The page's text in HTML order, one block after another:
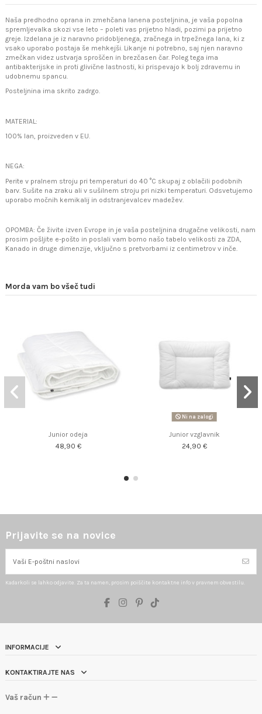
Naša predhodno oprana in zmehčana lanena posteljnina, je vaša popolna
spremljevalka skozi vse leto – poleti vas prijetno hladi, pozimi pa prijetno
greje. Izdelana je iz naravno pridobljenega, zračnega in trpežnega lana, ki z
vsako uporabo postaja še mehkejši. Likanje ni potrebno, saj njen naravno
zmečkan videz ustvarja sproščen in brezčasen čar. Poleg tega ima
antibakterijske in proti glivične lastnosti, ki prispevajo k bolj zdravemu in
udobnemu spancu.
Posteljnina ima skrito zadrgo.
MATERIAL:
100% lan, proizveden v EU.
NEGA:
Perite v pralnem stroju pri temperaturi do 40 °C skupaj z oblačili podobnih
barv. Sušite na zraku ali v sušilnem stroju pri nizki temperaturi. Odsvetujemo
uporabo močnih kemikalij in odstranjevalcev madežev.
OPOMBA: Če živite izven Evrope in je vaša posteljnina drugačne velikosti, nam
prosim pošljite e-pošto in poslali vam bomo našo tabelo velikosti za ZDA,
Kanado in druge dimenzije, vključno s pretvorbami iz centimetrov v inče.
Morda vam bo všeč tudi
Junior odeja
48,90 €
Ni na zalogi
Junior vzglavnik
24,90 €
Prijavite se na novice
Kadarkoli se lahko odjavite. Za ta namen, prosim poiščite kontaktne info v pravnem obvestilu.
INFORMACIJE
KONTAKTIRAJTE NAS
Vaš račun